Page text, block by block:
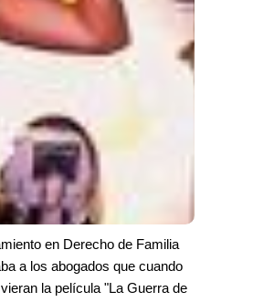
en Derecho de Familia
a los abogados que cuando
la película "La Guerra de